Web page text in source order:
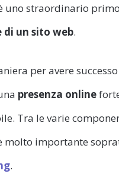
uno straordinario
di un sito web.
per avere
presenza online
Tra le varie
molto importante
.